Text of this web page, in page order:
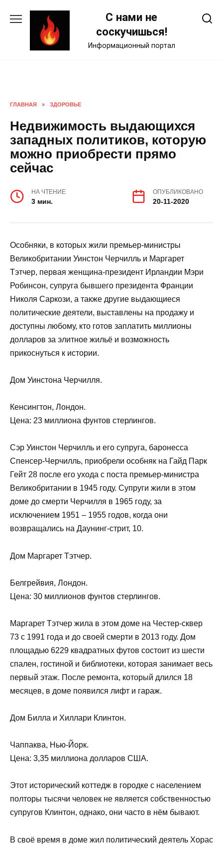
С нами не
соскучишься!
Информационный портал
ГЛАВНАЯ » ЗДОРОВЬЕ
Недвижимость выдающихся
западных политиков, которую
можно приобрести прямо
сейчас
НА ЧТЕНИЕ
3 мин.
ОПУБЛИКОВАНО
20-11-2020
Особняки, в которых жили премьер-министры
Великобритании Уинстон Черчилль и Маргарет
Тэтчер, первая женщина-президент Ирландии Мэри
Робинсон, супруга бывшего президента Франции
Николя Саркози, а также другие выдающиеся
политические деятели, выставлены на продажу и
доступны любому, кто готов заплатить миллионы
долларов за элитное жильё и возможность
прикоснуться к истории.
Дом Уинстона Черчилля.
Кенсингтон, Лондон.
Цена: 23 миллиона фунтов стерлингов.
Сэр Уинстон Черчилль и его супруга, баронесса
Спенсер-Черчилль, приобрели особняк на Гайд Парк
Гейт 28 после его ухода с поста премьер-министра
Великобритании в 1945 году. Супруги жили в этом
доме до смерти Черчилля в 1965 году, за
исключением 1951 – 1955 годов, когда они
возвращались на Даунинг-стрит, 10.
Дом Маргарет Тэтчер.
Белгрейвия, Лондон.
Цена: 30 миллионов фунтов стерлингов.
Маргарет Тэтчер жила в этом доме на Честер-сквер
73 с 1991 года и до своей смерти в 2013 году. Дом
площадью 6229 квадратных футов состоит из шести
спален, гостиной и библиотеки, которая занимает весь
первый этаж. После ремонта, который длился 18
месяцев, в доме появился лифт и гараж.
Дом Билла и Хиллари Клинтон.
Чаппаква, Нью-Йорк.
Цена: 3,35 миллиона долларов США.
Этот исторический коттедж в городке с населением
полторы тысячи человек не является собственностью
супругов Клинтон, однако, они часто в нём бывают.
В своё время в доме жил политический деятель Хорас